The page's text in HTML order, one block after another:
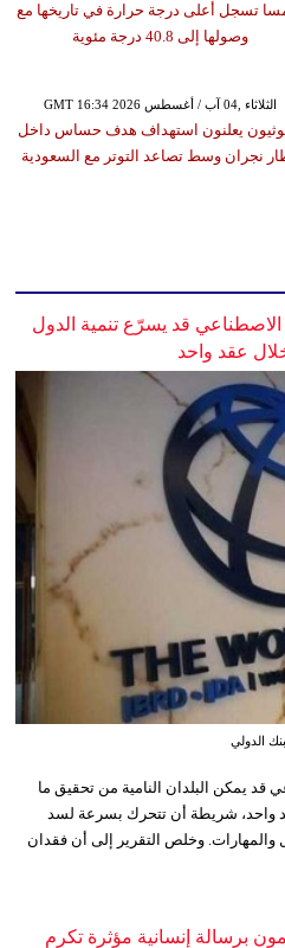
تسجل أعلى درجة حرارة في تاريخها مع
وصولها إلى 40.8 درجة مئوية
GMT 16:34 2026 الثلاثاء ,04 آب / أغسطس
يعلنون استهداف هدف حساس داخل
نجران وسط تصاعد التوتر مع السعودية
الاصطناعي قد يسرّع تنمية الدول
خلال عقد واحد
الدولي
قد يمكن البلدان النامية من تحقيق ما
واحد، شريطة أن تتحرك بسرعة لسد
والمهارات. وخلص التقرير إلى أن فقدان
برسالة إنسانية مؤثرة تكرم